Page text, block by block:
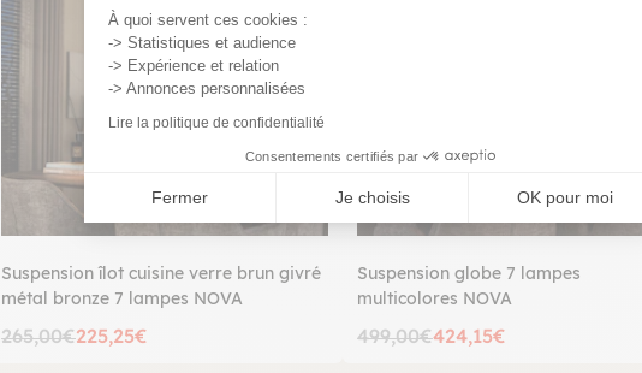
À quoi servent ces cookies :
-> Statistiques et audience
-> Expérience et relation
-> Annonces personnalisées
Lire la politique de confidentialité
Consentements certifiés par
Fermer Je choisis OK pour moi
Suspension îlot cuisine verre brun givré
métal bronze 7 lampes NOVA
265,00€225,25€
Suspension globe 7 lampes
multicolores NOVA
499,00€424,15€